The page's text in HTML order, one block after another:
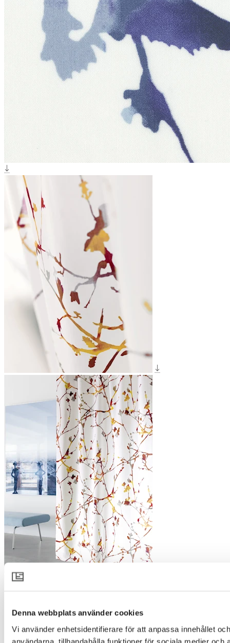
Denna webbplats använder cookies
Vi använder enhetsidentifierare för att anpassa innehållet
användarna, tillhandahålla funktioner för sociala medier och